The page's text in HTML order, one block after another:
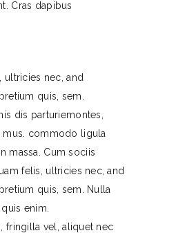
Cras dapibus
ultricies nec, and
quis, sem.
dis parturiemontes,
mus. commodo ligula
massa. Cum sociis
felis, ultricies nec, and
quis, sem. Nulla
enim.
fringilla vel, aliquet nec